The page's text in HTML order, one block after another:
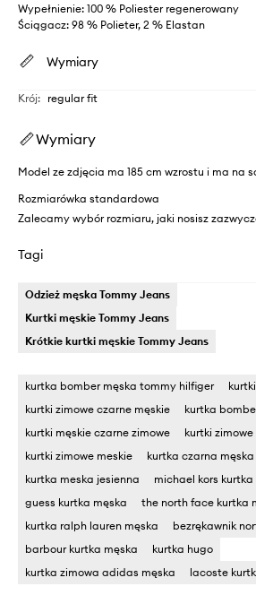
Wypełnienie: 100 % Poliester regenerowany
Ściągacz: 98 % Polieter, 2 % Elastan
Wymiary
Krój: regular fit
Wymiary
Model ze zdjęcia ma 185 cm wzrostu i ma na
Rozmiarówka standardowa
Zalecamy wybór rozmiaru, jaki nosisz
Tagi
Odzież męska Tommy Jeans
Kurtki męskie Tommy Jeans
Krótkie kurtki męskie Tommy Jeans
kurtka bomber męska tommy hilfiger
kurtki zimowe czarne męskie
kurtka
kurtki męskie czarne zimowe
kurtki zimowe
kurtki zimowe meskie
kurtka czarna męska
kurtka meska jesienna
michael kors kurtka
guess kurtka męska
the north face kurtka
kurtka ralph lauren męska
bezrękawnik
barbour kurtka męska
kurtka hugo
kurtka zimowa adidas męska
lacoste